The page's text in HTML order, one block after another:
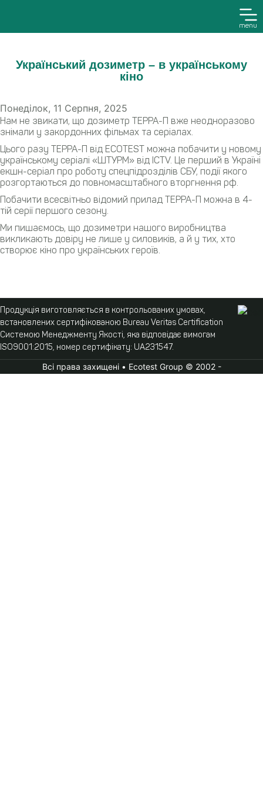
menu
Український дозиметр – в українському
кіно
Понеділок, 11 Серпня, 2025
Нам не звикати, що дозиметр ТЕРРА-П вже неодноразово
знімали у закордонних фільмах та серіалах.
Цього разу ТЕРРА-П від ECOTEST можна побачити у новому
українському серіалі «ШТУРМ» від ICTV. Це перший в Україні
екшн-серіал про роботу спецпідрозділів СБУ, події якого
розгортаються до повномасштабного вторгнення рф.
Побачити всесвітньо відомий прилад ТЕРРА-П можна в 4-
тій серії першого сезону.
Ми пишаємось, що дозиметри нашого виробництва
викликають довіру не лише у силовиків, а й у тих, хто
створює кіно про українських героїв.
Продукція виготовляється в контрольованих умовах,
встановлених сертифікованою Bureau Veritas Certification
Системою Менеджменту Якості, яка відповідає вимогам
ISO9001:2015, номер сертифікату: UA231547.
Всі права захищені • Ecotest Group © 2002 -